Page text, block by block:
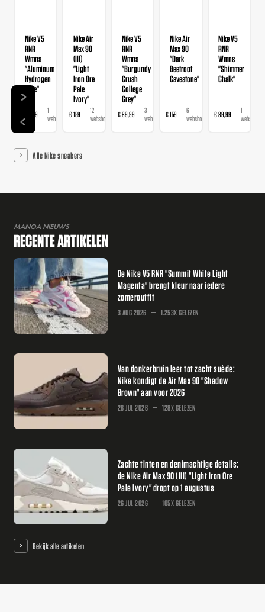
Nike V5
RNR
Wmns
"Aluminum
Hydrogen
Blue"
€ 89,99
1
webshop
Nike Air
Max 90
(III)
"Light
Iron Ore
Pale
Ivory"
€ 159
12
webshops
Nike V5
RNR
Wmns
"Burgundy
Crush
College
Grey"
€ 89,99
3
webshops
Nike Air
Max 90
"Dark
Beetroot
Cavestone"
€ 159
6
webshops
Nike V5
RNR
Wmns
"Shimmer
Chalk"
€ 89,99
1
webshop
Alle Nike sneakers
MANOA NIEUWS
RECENTE ARTIKELEN
De Nike V5 RNR "Summit White Light
Magenta" brengt kleur naar iedere
zomeroutfit
3 AUG 2026 1.253X GELEZEN
Van donkerbruin leer tot zacht suède:
Nike kondigt de Air Max 90 "Shadow
Brown" aan voor 2026
26 JUL 2026 128X GELEZEN
Zachte tinten en denimachtige details:
de Nike Air Max 90 (III) "Light Iron Ore
Pale Ivory" dropt op 1 augustus
26 JUL 2026 105X GELEZEN
Bekijk alle artikelen